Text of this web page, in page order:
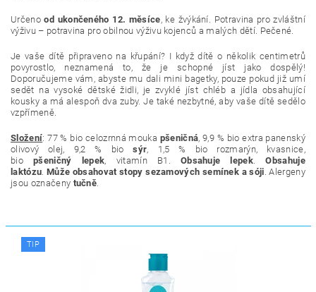
Určeno od ukončeného 12. měsíce, ke žvýkání. Potravina pro zvláštní
výživu – potravina pro obilnou výživu kojenců a malých dětí. Pečené.
Je vaše dítě připraveno na křupání? I když dítě o několik centimetrů
povyrostlo, neznamená to, že je schopné jíst jako dospělý!
Doporučujeme vám, abyste mu dali mini bagetky, pouze pokud již umí
sedět na vysoké dětské židli, je zvyklé jíst chléb a jídla obsahující
kousky a má alespoň dva zuby. Je také nezbytné, aby vaše dítě sedělo
vzpřímeně.
Složení: 77 % bio celozrnná mouka pšeničná, 9,9 % bio extra panenský
olivový olej, 9,2 % biosýr, 1,5 % bio rozmarýn, kvasnice,
bio
pšeničný lepek, vitamín B1. Obsahuje lepek. Obsahuje
laktózu.Může obsahovat stopy sezamových semínek a sóji. Alergeny
jsou označeny tučně.
TIP